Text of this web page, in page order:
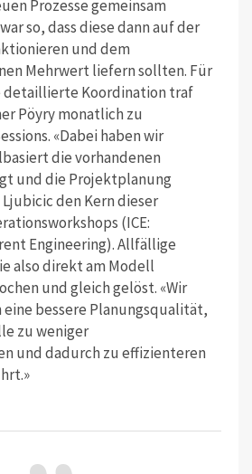
Prozesse gemeinsam
so, dass diese dann auf der
und dem
Mehrwert liefern sollten. Für
detaillierte Koordination traf
Pöyry monatlich zu
«Dabei haben wir
die vorhandenen
und die Projektplanung
den Kern dieser
(ICE:
Engineering). Allfällige
also direkt am Modell
und gleich gelöst. «Wir
eine bessere Planungsqualität,
zu weniger
und dadurch zu effizienteren